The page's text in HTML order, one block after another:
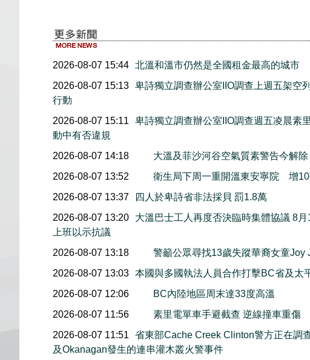
2026-08-07 15:44 北溫和溫市仍然是全國租金最高的城市
2026-08-07 15:13 卑詩獨立調查辦公室IIO調查上週五架空
行動
2026-08-07 15:11
卑詩獨立調查辦公室IIO調查週五凌晨素
動中有否違規
2026-08-07 14:18
大溫及菲沙河谷空氣質素警告今解
2026-08-07 13:52
衛生局下周一重開溫東安寧院 增
2026-08-07 13:37
四人於卑詩省非法採貝 罰1.8萬
2026-08-07 13:20
大溫巴士工人再度否決臨時集體協議 8
上班以示抗議
2026-08-07 13:18
警籲公眾尋找13歲失蹤華裔女童Joy
2026-08-07 13:03 本國與多國執法人員合作打擊BC省及太
2026-08-07 12:06
BC內陸地區周末達33度高溫
2026-08-07 11:56
素里電單車手避截查 逆線撞車重傷
2026-08-07 11:51
省東部Cache Creek Clinton警方正在調
及Okanagan發生的連串灌木叢火警事件